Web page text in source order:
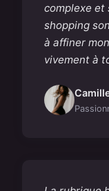
complexe et
shopping
à affiner
vivement à